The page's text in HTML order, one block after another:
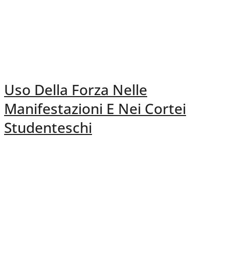
Uso Della Forza Nelle
Manifestazioni E Nei Cortei
Studenteschi